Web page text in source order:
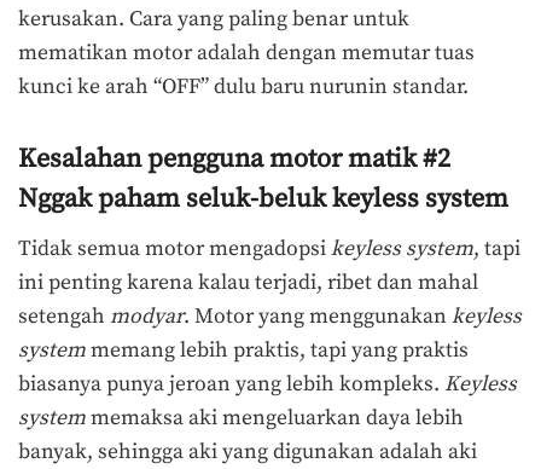
kerusakan. Cara yang paling benar untuk
mematikan motor adalah dengan memutar tuas
kunci ke arah “OFF” dulu baru nurunin standar.
Kesalahan pengguna motor matik #2
Nggak paham seluk-beluk keyless system
Tidak semua motor mengadopsikeyless system, tapi
ini penting karena kalau terjadi, ribet dan mahal
setengah modyar. Motor yang menggunakan keyless
systemmemang lebih praktis, tapi yang praktis
biasanya punya jeroan yang lebih kompleks. Keyless
systemmemaksa aki mengeluarkan daya lebih
banyak, sehingga aki yang digunakan adalah aki